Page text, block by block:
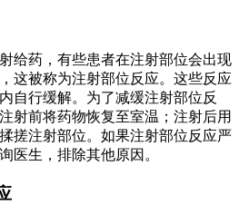
给药，有些患者在注射部位会出现
这被称为注射部位反应。这些反应
自行缓解。为了减缓注射部位反
射前将药物恢复至室温；注射后用
搓注射部位。如果注射部位反应严
医生，排除其他原因。